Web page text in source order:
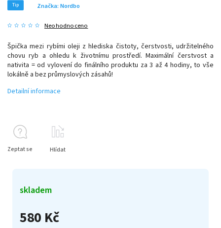
Tip
Neohodnoceno
Značka: Nordbo
580 Kč
skladem
Špička mezi rybími oleji z hlediska čistoty, čerstvosti, udržitelného
chovu ryb a ohledu k životnímu prostředí.Maximální čerstvost a
nativita = od vylovení do finálního produktu za 3 až 4 hodiny, to vše
lokálně a bez průmyslových zásahů!
Detailní informace
Zeptat se Hlídat